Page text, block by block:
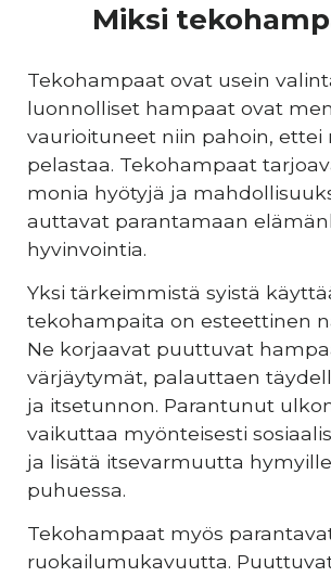
Miksi
Tekohampaat ovat usein
luonnolliset hampaat ovat
vaurioituneet niin pahoin, ettei
pelastaa. Tekohampaat
monia hyötyjä ja
auttavat parantamaan
hyvinvointia.
Yksi tärkeimmistä syistä
tekohampaita on esteettinen
Ne korjaavat puuttuvat
värjäytymät, palauttaen
ja itsetunnon. Parantunut
vaikuttaa myönteisesti
ja lisätä itsevarmuutta
puhuessa.
Tekohampaat myös
ruokailumukavuutta.